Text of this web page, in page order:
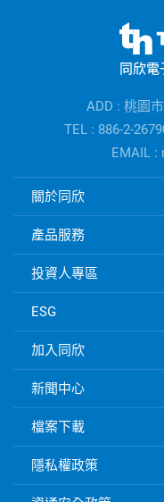
訊
同欣電
ADD : 桃園
TEL : 886-2-
EMAIL :
子
速
結
關於同欣
產品服務
投資人專區
ESG
加入同欣
新聞中心
檔案下載
隱私權政策